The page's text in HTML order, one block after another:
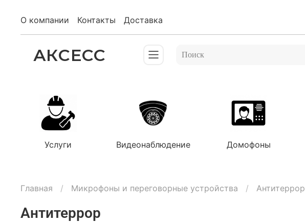
О компании Контакты Доставка
АКСЕСС
Услуги Видеонаблюдение Домофоны
Главная Микрофоны и переговорные устройства Антитеррор
Антитеррор